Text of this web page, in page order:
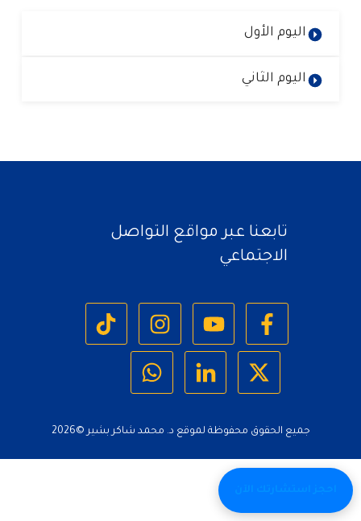
اليوم الأول
اليوم الثاني
تابعنا عبر مواقع التواصل
الاجتماعي
جميع الحقوق محفوظة لموقع د. محمد شاكر بشير ©2026
احجز استشارتك الآن